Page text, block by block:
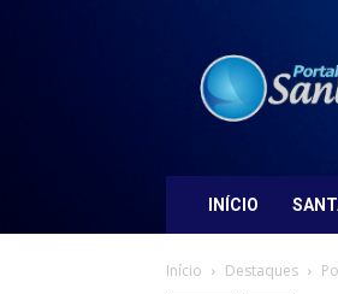
Santa
Teresinha
INÍCIO
Início Destaques